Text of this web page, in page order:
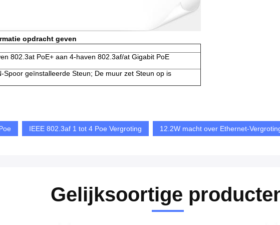
opdracht geven
802.3at PoE+ aan 4-haven 802.3af/at Gigabit PoE
Spoor geïnstalleerde Steun; De muur zet Steun op is
IEEE 802.3af 1 tot 4 Poe Vergroting 12.2W macht over Ethernet-
Gelijksoortige